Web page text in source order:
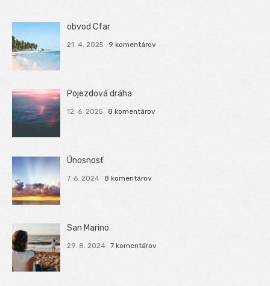
obvod Cfar
21. 4. 2025 9 komentárov
Pojezdová dráha
12. 6. 2025 8 komentárov
Únosnosť
7. 6. 2024 8 komentárov
San Marino
29. 8. 2024 7 komentárov